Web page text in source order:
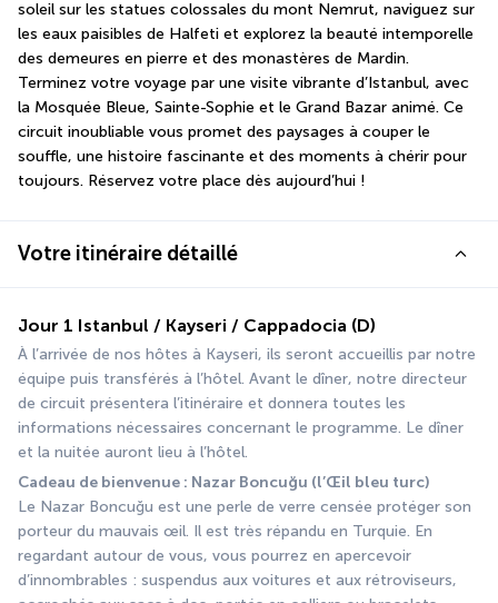
soleil sur les statues colossales du mont Nemrut, naviguez sur
les eaux paisibles de Halfeti et explorez la beauté intemporelle
des demeures en pierre et des monastères de Mardin.
Terminez votre voyage par une visite vibrante d’Istanbul, avec
la Mosquée Bleue, Sainte-Sophie et le Grand Bazar animé. Ce
circuit inoubliable vous promet des paysages à couper le
souffle, une histoire fascinante et des moments à chérir pour
toujours. Réservez votre place dès aujourd’hui !
Votre itinéraire détaillé
Jour 1 Istanbul / Kayseri / Cappadocia (D)
À l’arrivée de nos hôtes à Kayseri, ils seront accueillis par notre
équipe puis transférés à l’hôtel. Avant le dîner, notre directeur
de circuit présentera l’itinéraire et donnera toutes les
informations nécessaires concernant le programme. Le dîner
et la nuitée auront lieu à l’hôtel.
Cadeau de bienvenue : Nazar Boncuğu (l’Œil bleu turc)
Le Nazar Boncuğu est une perle de verre censée protéger son
porteur du mauvais œil. Il est très répandu en Turquie. En
regardant autour de vous, vous pourrez en apercevoir
d’innombrables : suspendus aux voitures et aux rétroviseurs,